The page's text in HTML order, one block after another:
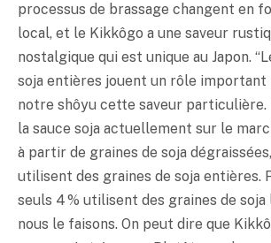
processus de brassage changent en
local, et le Kikkôgo a une saveur
nostalgique qui est unique au Japon.
soja entières jouent un rôle important
notre shôyu cette saveur particulière.
la sauce soja actuellement sur le
à partir de graines de soja
utilisent des graines de soja entières.
seuls 4 % utilisent des graines de soja
nous le faisons. On peut dire que